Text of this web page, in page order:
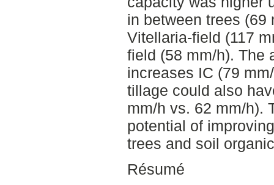
in between trees (69
Vitellaria-field (117
field (58 mm/h). The
increases IC (79
tillage could also
mm/h vs. 62 mm/h).
potential of
trees and soil
Résumé